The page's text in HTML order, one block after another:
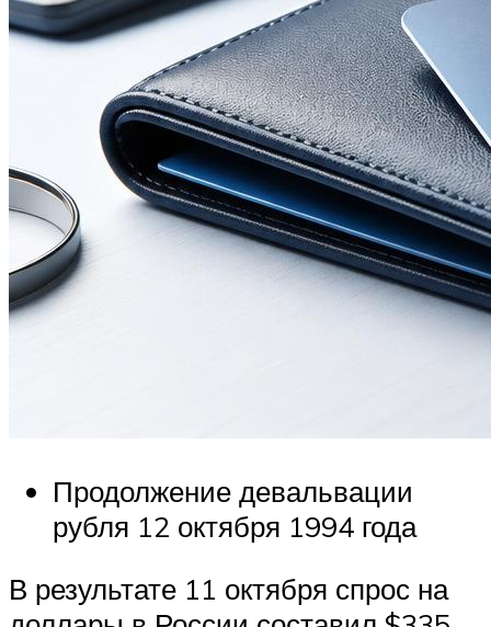
Продолжение девальвации
рубля 12 октября 1994 года
В результате 11 октября спрос на